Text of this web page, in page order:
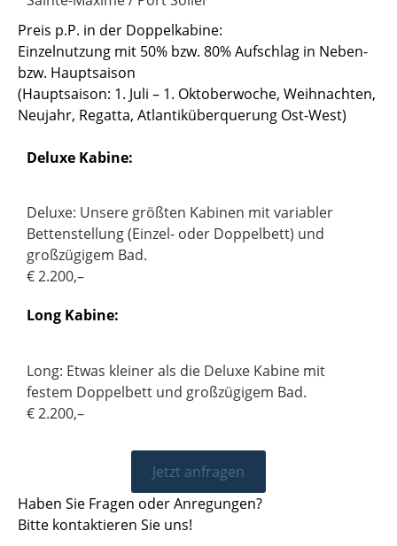
Preis p.P. in der Doppelkabine:
Einzelnutzung mit 50% bzw. 80% Aufschlag in Neben-
bzw. Hauptsaison
(Hauptsaison: 1. Juli – 1. Oktoberwoche, Weihnachten,
Neujahr, Regatta, Atlantiküberquerung Ost-West)
Deluxe Kabine:
Deluxe: Unsere größten Kabinen mit variabler
Bettenstellung (Einzel- oder Doppelbett) und
großzügigem Bad.
€ 2.200,–
Long Kabine:
Long: Etwas kleiner als die Deluxe Kabine mit
festem Doppelbett und großzügigem Bad.
€ 2.200,–
Jetzt anfragen
Haben Sie Fragen oder Anregungen?
Bitte kontaktieren Sie uns!